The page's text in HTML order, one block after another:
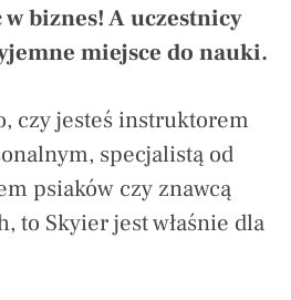
biznes! A uczestnicy
miejsce do nauki.
czy jesteś instruktorem
specjalistą od
psiaków czy znawcą
to Skyier jest właśnie dla